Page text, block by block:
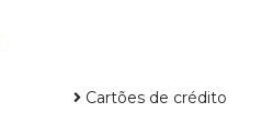
Cartões de crédito